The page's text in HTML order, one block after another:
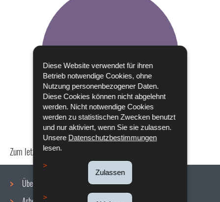
Diese Website verwendet für ihren
Betrieb notwendige Cookies, ohne
Nutzung personenbezogener Daten.
Diese Cookies können nicht abgelehnt
werden. Nicht notwendige Cookies
werden zu statistischen Zwecken benutzt
und nur aktiviert, wenn Sie sie zulassen.
Unsere Datenschutzbestimmungen
lesen.
Zulassen
Zum letzten Mal aktualisiert am
Über uns